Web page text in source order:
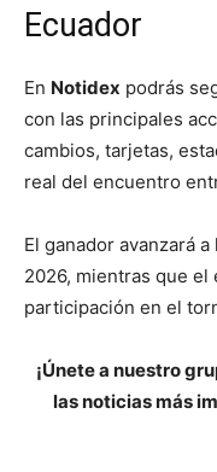
Ecuador
En Notidex podrás
con las principales
cambios, tarjetas,
real del encuentro
El ganador avanzará a
2026, mientras que
participación en el
¡Únete a nuestro
las noticias más